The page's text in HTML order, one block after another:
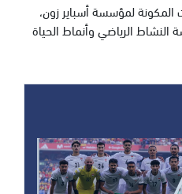
لمؤسسة أسباير زون،
النشاط الرياضي وأنماط الحياة